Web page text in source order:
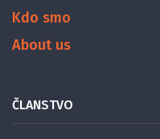
Kdo smo
About us
ČLANSTVO